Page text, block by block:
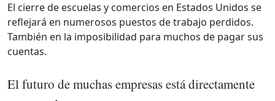
El cierre de escuelas y comercios en Estados Unidos se
reflejará en numerosos puestos de trabajo perdidos.
También en la imposibilidad para muchos de pagar sus
cuentas.
El futuro de muchas empresas está directamente